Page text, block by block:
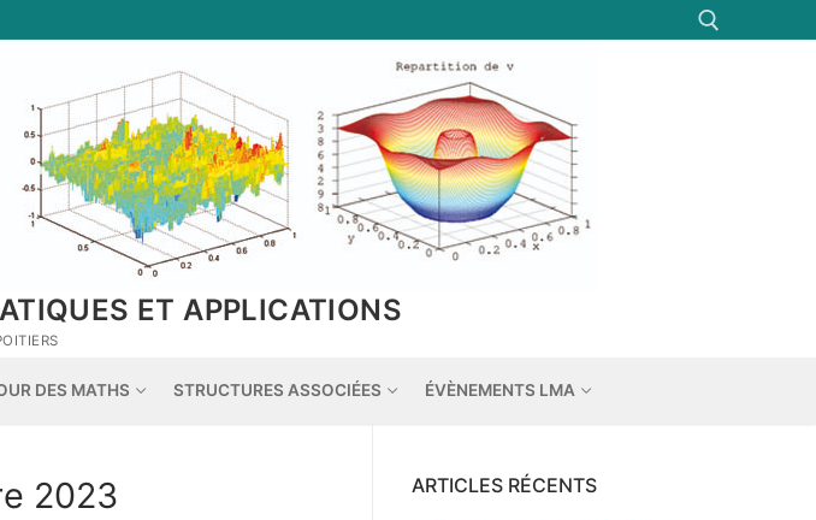
Rechercher :
ET APPLICATIONS
DES MATHS STRUCTURES ASSOCIÉES ÉVÈNEMENTS LMA
2023 ARTICLES RÉCENTS